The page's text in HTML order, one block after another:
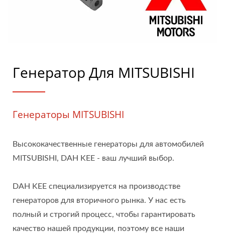
Генератор Для MITSUBISHI
Генераторы MITSUBISHI
Высококачественные генераторы для автомобилей
MITSUBISHI, DAH KEE - ваш лучший выбор.
DAH KEE специализируется на производстве
генераторов для вторичного рынка. У нас есть
полный и строгий процесс, чтобы гарантировать
качество нашей продукции, поэтому все наши